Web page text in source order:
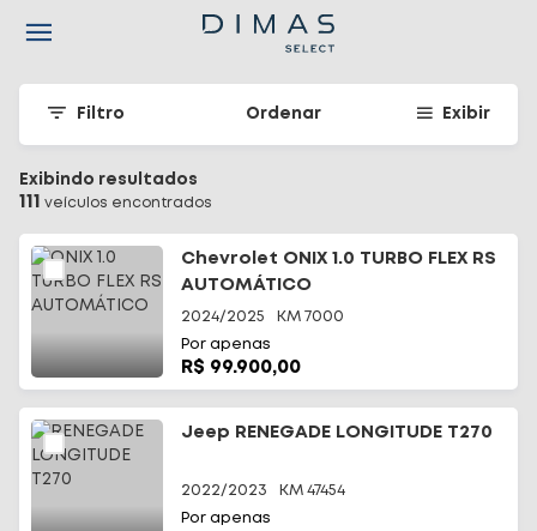
Filtro Ordenar Exibir
Exibindo resultados
111 veículos encontrados
Chevrolet ONIX 1.0 TURBO FLEX RS
AUTOMÁTICO
2024/2025 KM 7000
Por apenas
R$ 99.900,00
Jeep RENEGADE LONGITUDE T270
2022/2023 KM 47454
Por apenas
Navigated to Seu carro seminovo em Santa Catarina -